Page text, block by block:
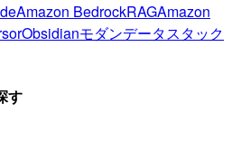
Amazon BedrockRAGAmazon
Obsidianモダンデータスタック
す